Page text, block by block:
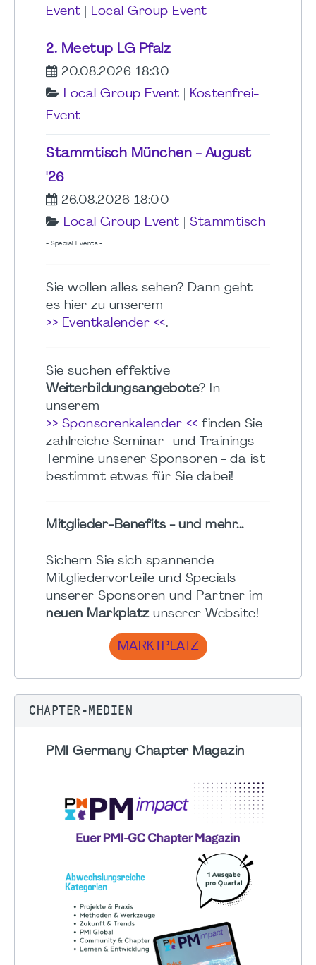
Event
Local Group Event
2. Meetup LG Pfalz
20.08.2026 18:30
Local Group Event
Kostenfrei-
Event
Stammtisch München - August
'26
26.08.2026 18:00
Local Group Event
Stammtisch
- Special Events -
Sie wollen alles sehen? Dann geht
es hier zu unserem
>> Eventkalender <<.
Sie suchen effektive
Weiterbildungsangebote? In
unserem
>> Sponsorenkalender << finden Sie
zahlreiche Seminar- und Trainings-
Termine unserer Sponsoren - da ist
bestimmt etwas für Sie dabei!
Mitglieder-Benefits - und mehr...
Sichern Sie sich spannende
Mitgliedervorteile und Specials
unserer Sponsoren und Partner im
neuen Markplatzunserer Website!
MARKTPLATZ
CHAPTER-MEDIEN
PMI Germany Chapter Magazin